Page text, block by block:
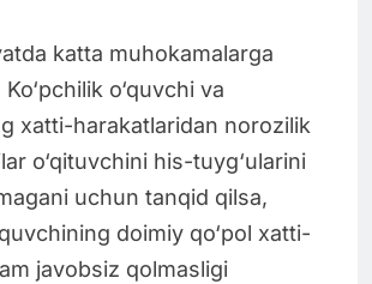
katta muhokamalarga
o‘quvchi va
xatti-harakatlaridan norozilik
o‘qituvchini his-tuyg‘ularini
uchun tanqid qilsa,
doimiy qo‘pol xatti-
javobsiz qolmasligi